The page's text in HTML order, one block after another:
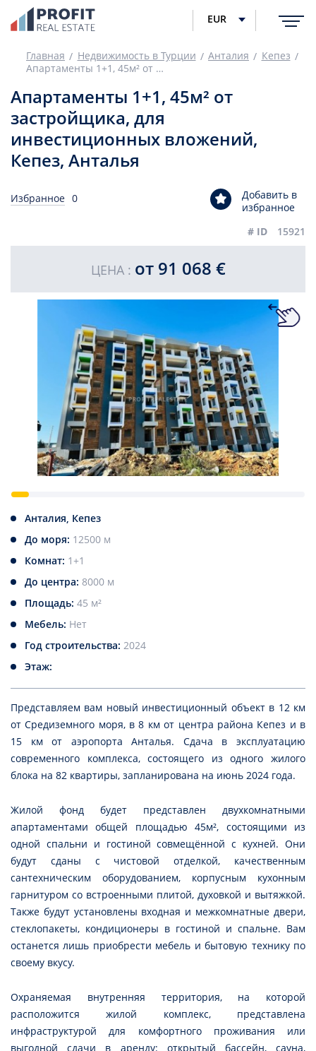
EUR
Главная Недвижимость в Турции Анталия
Кепез
Апартаменты 1+1, 45м² от застройщика, для инвестиционных вложений, Кепез, Анталья
Апартаменты 1+1, 45м² от
застройщика, для
инвестиционных вложений,
Кепез, Анталья
Избранное 0
Добавить в
избранное
# ID
15921
ЦЕНА : от 91 068 €
Анталия, Кепез
До моря: 12500 м
Комнат: 1+1
До центра: 8000 м
Площадь: 45 м²
Мебель: Нет
Год строительства: 2024
Этаж:
Представляем вам новый инвестиционный объект в 12 км
от Средиземного моря, в 8 км от центра района Кепез и в
15 км от аэропорта Анталья. Сдача в эксплуатацию
современного комплекса, состоящего из одного жилого
блока на 82 квартиры, запланирована на июнь 2024 года.
Жилой фонд будет представлен двухкомнатными
апартаментами общей площадью 45м², состоящими из
одной спальни и гостиной совмещённой с кухней. Они
будут сданы с чистовой отделкой, качественным
сантехническим оборудованием, корпусным кухонным
гарнитуром со встроенными плитой, духовкой и вытяжкой.
Также будут установлены входная и межкомнатные двери,
стеклопакеты, кондиционеры в гостиной и спальне. Вам
останется лишь приобрести мебель и бытовую технику по
своему вкусу.
Охраняемая внутренняя территория, на которой
расположится жилой комплекс, представлена
инфраструктурой для комфортного проживания или
выгодной сдачи в аренду: открытый бассейн, сауна,